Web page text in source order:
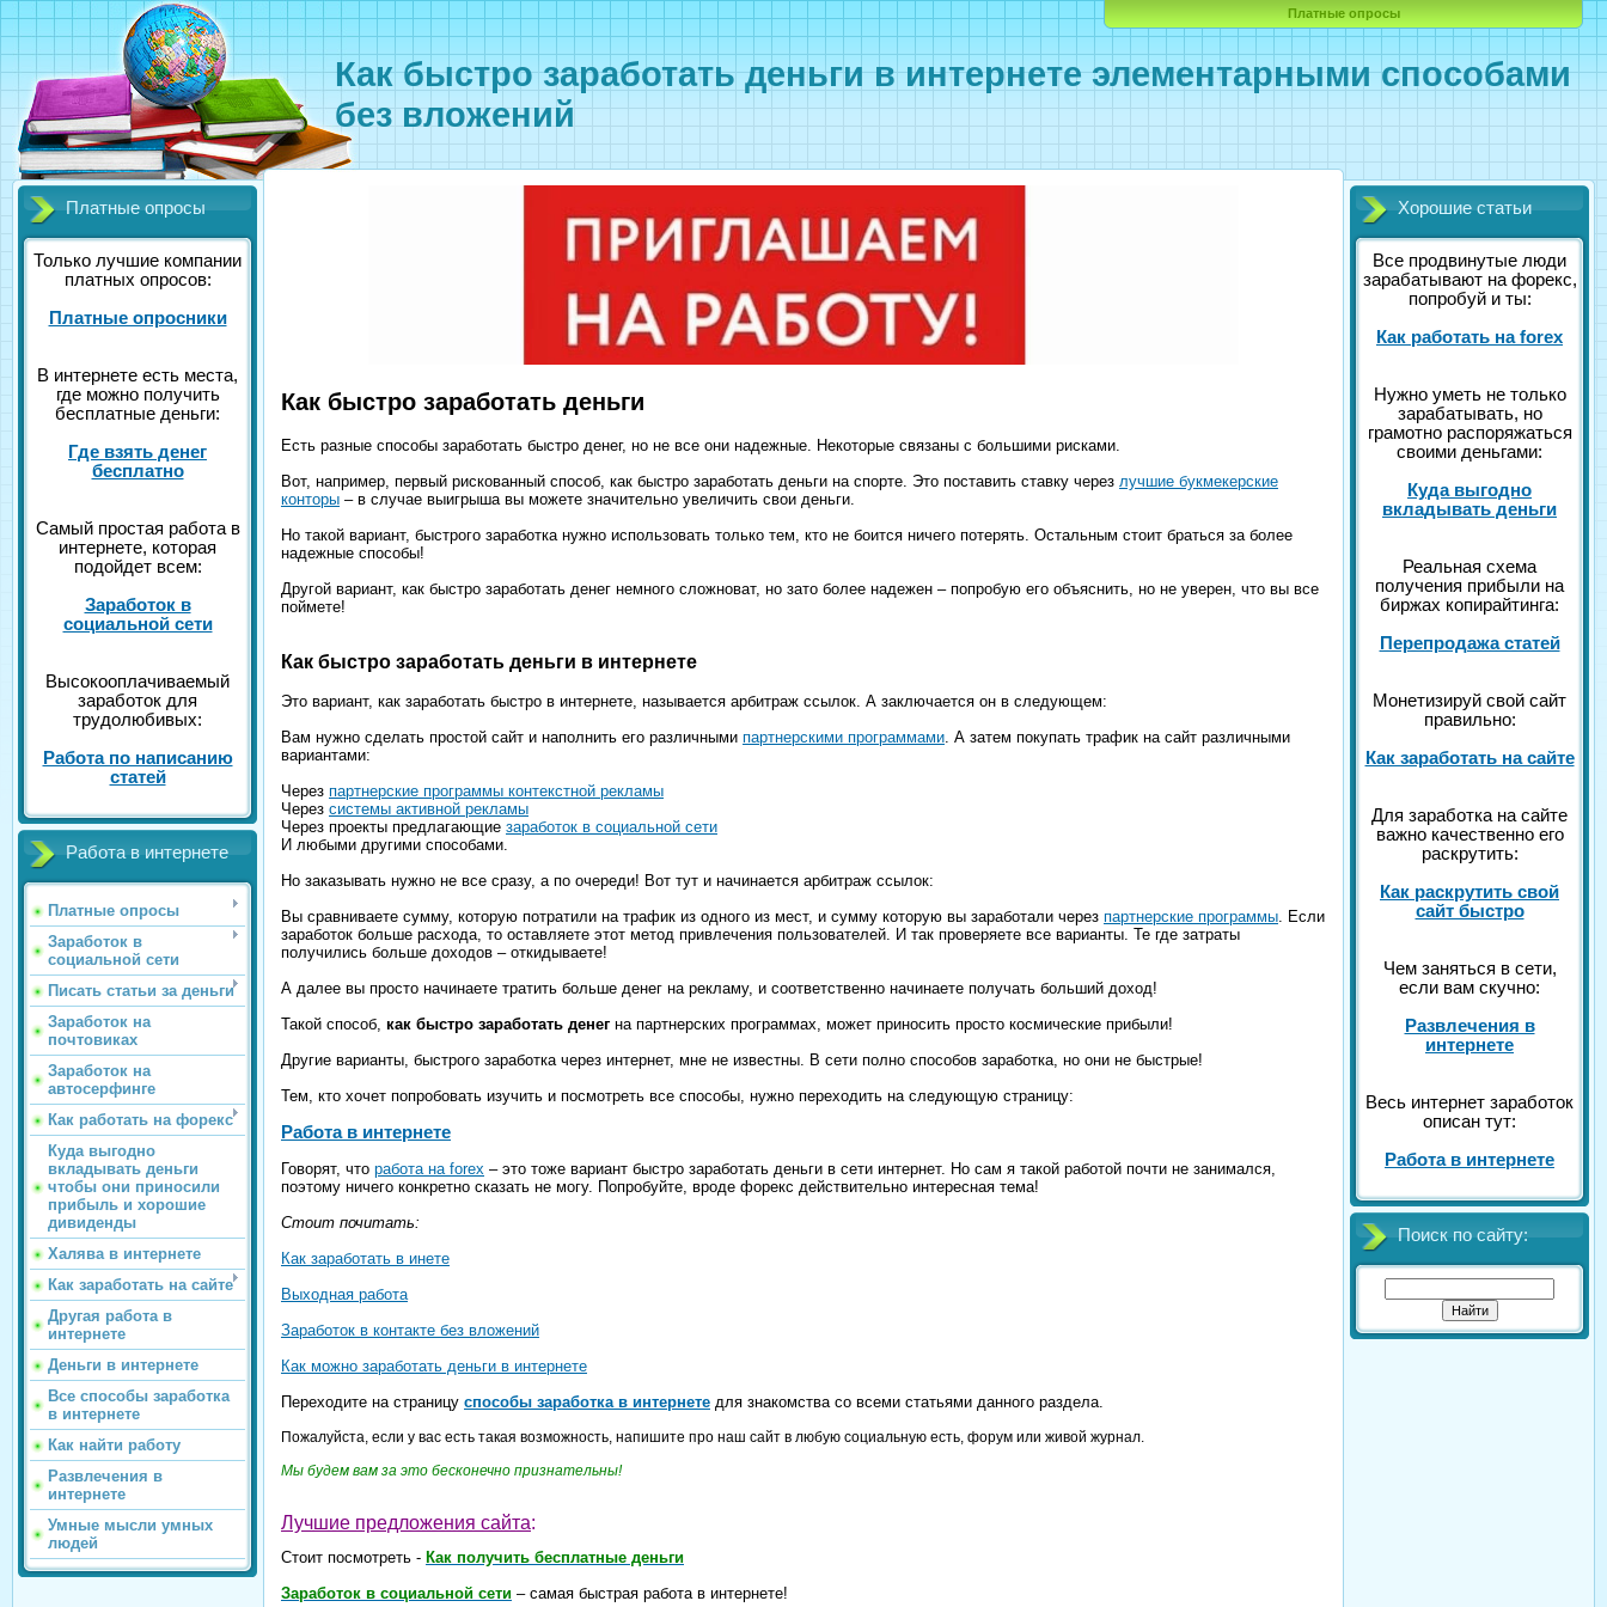
Как быстро заработать деньги в интернете элементарными способами
без вложений
Платные опросы
Платные опросы
Только лучшие компании
платных опросов:
Платные опросники
В интернете есть места,
где можно получить
бесплатные деньги:
Где взять денег
бесплатно
Самый простая работа в
интернете, которая
подойдет всем:
Заработок в
социальной сети
Высокооплачиваемый
заработок для
трудолюбивых:
Работа по написанию
статей
Работа в интернете
Платные опросы
Заработок в
социальной сети
Писать статьи за деньги
Заработок на
почтовиках
Заработок на
автосерфинге
Как работать на форекс
Куда выгодно
вкладывать деньги
чтобы они приносили
прибыль и хорошие
дивиденды
Халява в интернете
Как заработать на сайте
Другая работа в
интернете
Деньги в интернете
Все способы заработка
в интернете
Как найти работу
Развлечения в
интернете
Умные мысли умных
людей
Как быстро заработать деньги
Есть разные способы заработать быстро денег, но не все они надежные. Некоторые связаны с большими рисками.
Вот, например, первый рискованный способ, как быстро заработать деньги на спорте. Это поставить ставку через лучшие букмекерские
конторы – в случае выигрыша вы можете значительно увеличить свои деньги.
Но такой вариант, быстрого заработка нужно использовать только тем, кто не боится ничего потерять. Остальным стоит браться за более
надежные способы!
Другой вариант, как быстро заработать денег немного сложноват, но зато более надежен – попробую его объяснить, но не уверен, что вы все
поймете!
Как быстро заработать деньги в интернете
Это вариант, как заработать быстро в интернете, называется арбитраж ссылок. А заключается он в следующем:
Вам нужно сделать простой сайт и наполнить его различными партнерскими программами . А затем покупать трафик на сайт различными
вариантами:
Через партнерские программы контекстной рекламы
Через системы активной рекламы
Через проекты предлагающие заработок в социальной сети
И любыми другими способами.
Но заказывать нужно не все сразу, а по очереди! Вот тут и начинается арбитраж ссылок:
Вы сравниваете сумму, которую потратили на трафик из одного из мест, и сумму которую вы заработали через партнерские программы . Если
заработок больше расхода, то оставляете этот метод привлечения пользователей. И так проверяете все варианты. Те где затраты
получились больше доходов – откидываете!
А далее вы просто начинаете тратить больше денег на рекламу, и соответственно начинаете получать больший доход!
Такой способ, как быстро заработать денег на партнерских программах, может приносить просто космические прибыли!
Другие варианты, быстрого заработка через интернет, мне не известны. В сети полно способов заработка, но они не быстрые!
Тем, кто хочет попробовать изучить и посмотреть все способы, нужно переходить на следующую страницу:
Работа в интернете
Говорят, что работа на forex – это тоже вариант быстро заработать деньги в сети интернет. Но сам я такой работой почти не занимался,
поэтому ничего конкретно сказать не могу. Попробуйте, вроде форекс действительно интересная тема!
Стоит почитать:
Как заработать в инете
Выходная работа
Заработок в контакте без вложений
Как можно заработать деньги в интернете
Переходите на страницу способы заработка в интернете для знакомства со всеми статьями данного раздела.
Пожалуйста, если у вас есть такая возможность, напишите про наш сайт в любую социальную есть, форум или живой журнал.
Мы будем вам за это бесконечно признательны!
Лучшие предложения сайта:
Стоит посмотреть - Как получить бесплатные деньги
Заработок в социальной сети – самая быстрая работа в интернете!
Хорошие статьи
Все продвинутые люди
зарабатывают на форекс,
попробуй и ты:
Как работать на forex
Нужно уметь не только
зарабатывать, но
грамотно распоряжаться
своими деньгами:
Куда выгодно
вкладывать деньги
Реальная схема
получения прибыли на
биржах копирайтинга:
Перепродажа статей
Монетизируй свой сайт
правильно:
Как заработать на сайте
Для заработка на сайте
важно качественно его
раскрутить:
Как раскрутить свой
сайт быстро
Чем заняться в сети,
если вам скучно:
Развлечения в
интернете
Весь интернет заработок
описан тут:
Работа в интернете
Поиск по сайту: